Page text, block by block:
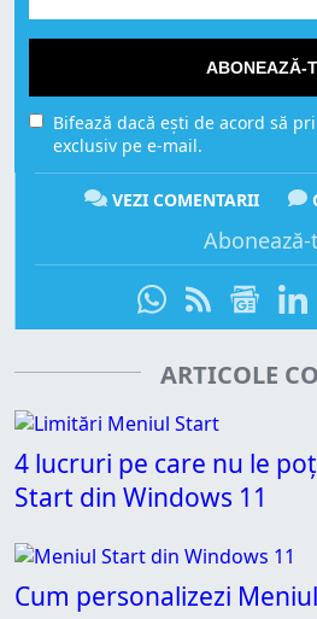
ABONEAZĂ-
Bifează dacă ești de acord să
exclusiv pe e-mail.
VEZI COMENTARII
Abonează-
ARTICOLE
4 lucruri pe care nu le
Start din Windows 11
Cum personalizezi